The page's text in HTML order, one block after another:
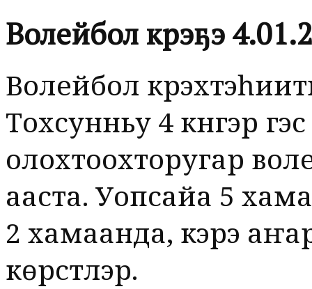
Волейбол күрэҕэ
Волейбол
Тохсунньу 4 күнүгэр
олохтоохторугар
ааста. Уопсайа 5
2 хамаанда, кэрэ
көрүстүлэр.